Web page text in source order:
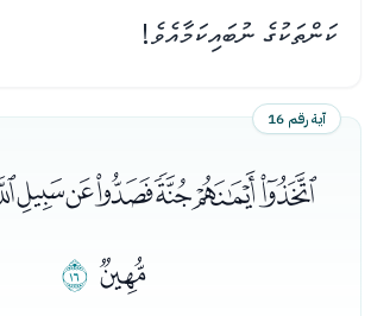
ކަންތަކުގެ ނުބައިކަމާއެވެ!
آية رقم 16
ﮯﮰ